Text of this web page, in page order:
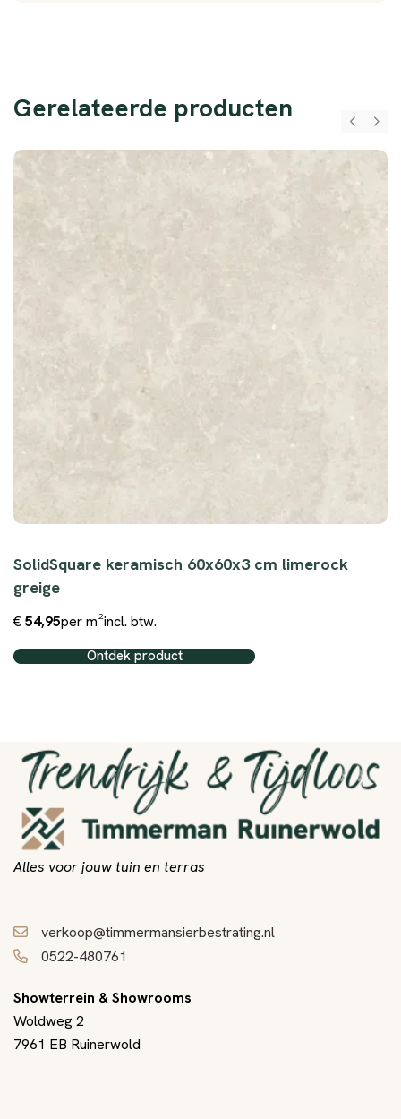
Gerelateerde producten
SolidSquare keramisch 60x60x3 cm limerock
greige
€54,95per m²incl. btw.
Ontdek product
Alles voor jouw tuin en terras
verkoop@timmermansierbestrating.nl
0522-480761
Showterrein & Showrooms
Woldweg 2
7961 EB Ruinerwold